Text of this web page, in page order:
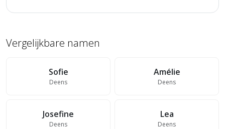
Vergelijkbare namen
Sofie
Deens
Amélie
Deens
Josefine
Deens
Lea
Deens